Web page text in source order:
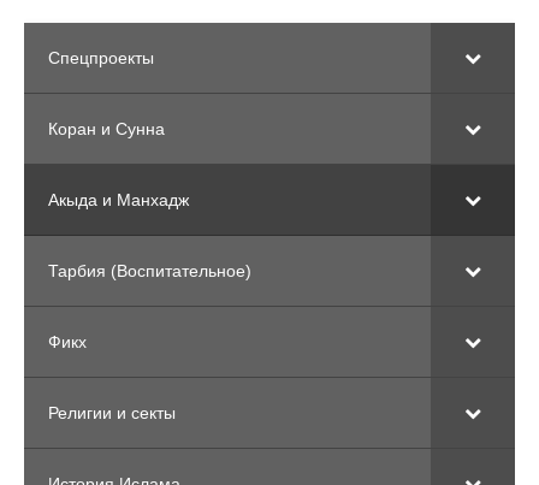
Спецпроекты
Коран и Сунна
Акыда и Манхадж
Тарбия (Воспитательное)
Фикх
Религии и секты